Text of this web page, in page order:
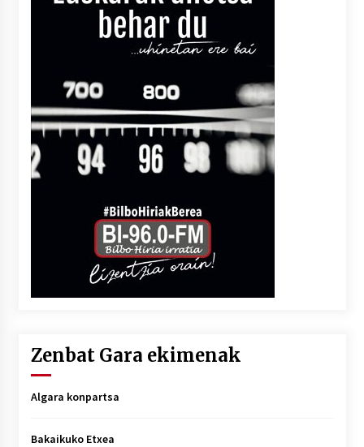
Zenbat Gara ekimenak
Algara konpartsa
Bakaikuko Etxea